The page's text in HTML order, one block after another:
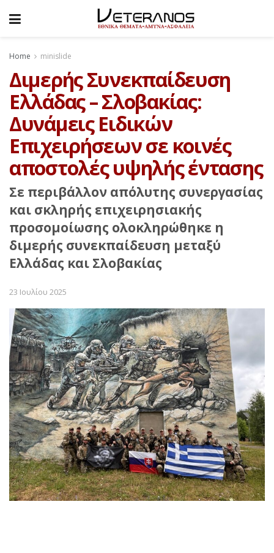
Home minislide
Διμερής Συνεκπαίδευση
Ελλάδας – Σλοβακίας:
Δυνάμεις Ειδικών
Επιχειρήσεων σε κοινές
αποστολές υψηλής έντασης
Σε περιβάλλον απόλυτης συνεργασίας
και σκληρής επιχειρησιακής
προσομοίωσης ολοκληρώθηκε η
διμερής συνεκπαίδευση μεταξύ
Ελλάδας και Σλοβακίας
23 Ιουλίου 2025